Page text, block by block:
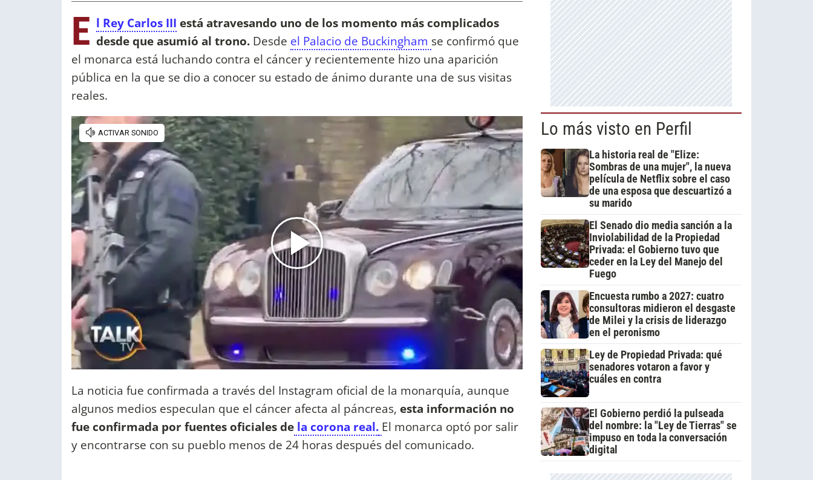
E l Rey Carlos III está atravesando uno de los momento más complicados
desde que asumió al trono. Desde el Palacio de Buckingham se confirmó que
el monarca está luchando contra el cáncer y recientemente hizo una aparición
pública en la que se dio a conocer su estado de ánimo durante una de sus visitas
reales.
La noticia fue confirmada a través del Instagram oficial de la monarquía, aunque
algunos medios especulan que el cáncer afecta al páncreas, esta información no
fue confirmada por fuentes oficiales de la corona real. El monarca optó por salir
y encontrarse con su pueblo menos de 24 horas después del comunicado.
Lo más visto en Perfil
La historia real de "Elize:
Sombras de una mujer", la nueva
película de Netflix sobre el caso
de una esposa que descuartizó a
su marido
El Senado dio media sanción a la
Inviolabilidad de la Propiedad
Privada: el Gobierno tuvo que
ceder en la Ley del Manejo del
Fuego
Encuesta rumbo a 2027: cuatro
consultoras midieron el desgaste
de Milei y la crisis de liderazgo
en el peronismo
Ley de Propiedad Privada: qué
senadores votaron a favor y
cuáles en contra
El Gobierno perdió la pulseada
del nombre: la "Ley de Tierras" se
impuso en toda la conversación
digital